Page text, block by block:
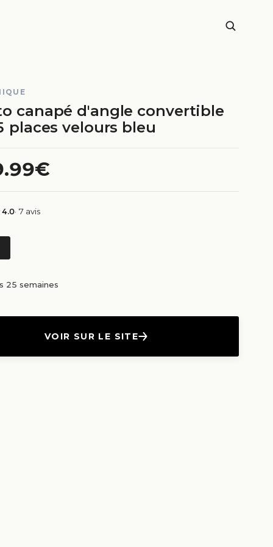
canapé d'angle convertible
places velours bleu
4.0· 7 avis
25 semaines
VOIR SUR LE SITE